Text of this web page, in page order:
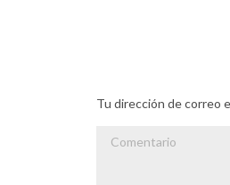
Tu dirección de correo
Comentario